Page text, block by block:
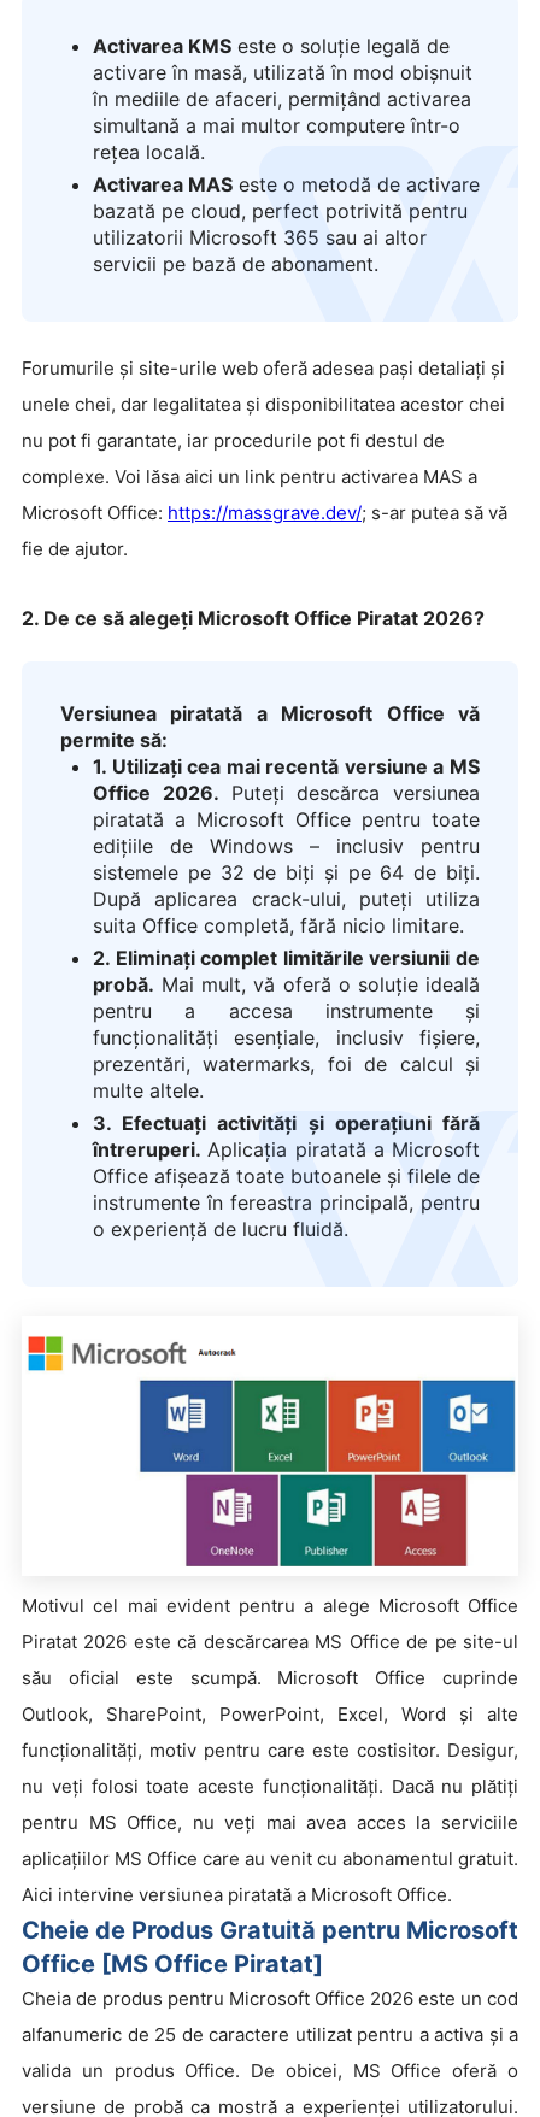
Activarea KMS este o soluție legală de
activare în masă, utilizată în mod obișnuit
în mediile de afaceri, permițând activarea
simultană a mai multor computere într-o
rețea locală.
Activarea MAS este o metodă de activare
bazată pe cloud, perfect potrivită pentru
utilizatorii Microsoft 365 sau ai altor
servicii pe bază de abonament.
Forumurile și site-urile web oferă adesea pași detaliați și
unele chei, dar legalitatea și disponibilitatea acestor chei
nu pot fi garantate, iar procedurile pot fi destul de
complexe. Voi lăsa aici un link pentru activarea MAS a
Microsoft Office: https://massgrave.dev/; s-ar putea să vă
fie de ajutor.
2. De ce să alegeți Microsoft Office Piratat 2026?
Versiunea piratată a Microsoft Office vă
permite să:
1. Utilizați cea mai recentă versiune a MS
Office 2026. Puteți descărca versiunea
piratată a Microsoft Office pentru toate
edițiile de Windows – inclusiv pentru
sistemele pe 32 de biți și pe 64 de biți.
După aplicarea crack-ului, puteți utiliza
suita Office completă, fără nicio limitare.
2. Eliminați complet limitările versiunii de
probă. Mai mult, vă oferă o soluție ideală
pentru a accesa instrumente și
funcționalități esențiale, inclusiv fișiere,
prezentări, watermarks, foi de calcul și
multe altele.
3. Efectuați activități și operațiuni fără
întreruperi.Aplicația piratată a Microsoft
Office afișează toate butoanele și filele de
instrumente în fereastra principală, pentru
o experiență de lucru fluidă.
logo
Motivul cel mai evident pentru a alege Microsoft Office
Piratat 2026 este că descărcarea MS Office de pe site-ul
său oficial este scumpă. Microsoft Office cuprinde
Outlook, SharePoint, PowerPoint, Excel, Word și alte
funcționalități, motiv pentru care este costisitor. Desigur,
nu veți folosi toate aceste funcționalități. Dacă nu plătiți
pentru MS Office, nu veți mai avea acces la serviciile
aplicațiilor MS Office care au venit cu abonamentul gratuit.
Aici intervine versiunea piratată a Microsoft Office.
Cheie de Produs Gratuită pentru Microsoft
Office [MS Office Piratat]
Cheia de produs pentru Microsoft Office 2026 este un cod
alfanumeric de 25 de caractere utilizat pentru a activa și a
valida un produs Office. De obicei, MS Office oferă o
versiune de probă ca mostră a experienței utilizatorului.